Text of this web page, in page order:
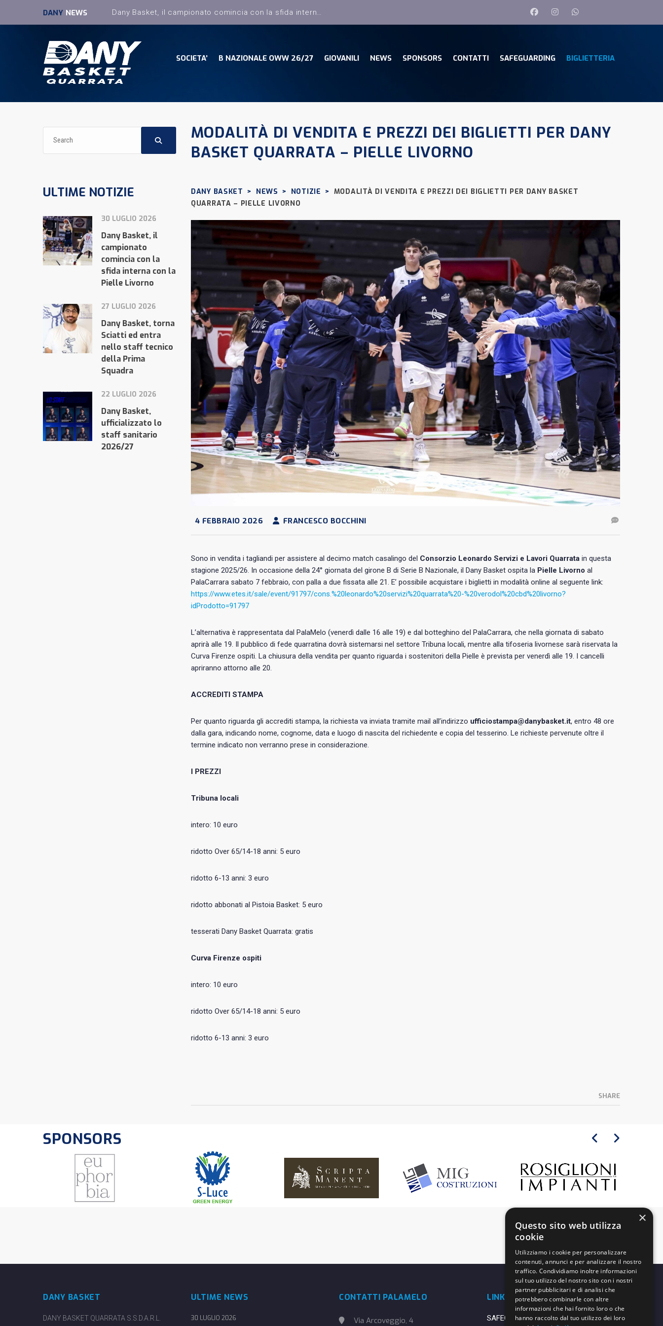
DANY NEWS
SOCIETA’ B NAZIONALE OWW 26/27 GIOVANILI NEWS SPONSORS CONTATTI SAFEGUARDING BIGLIETTERIA
MODALITÀ DI VENDITA E PREZZI DEI BIGLIETTI PER DANY
BASKET QUARRATA – PIELLE LIVORNO
DANY BASKET > NEWS > NOTIZIE > MODALITÀ DI VENDITA E PREZZI DEI BIGLIETTI PER DANY BASKET
QUARRATA – PIELLE LIVORNO
4 FEBBRAIO 2026 FRANCESCO BOCCHINI
Sono in vendita i tagliandi per assistere al decimo match casalingo del Consorzio Leonardo Servizi e Lavori Quarrata in questa
stagione 2025/26. In occasione della 24° giornata del girone B di Serie B Nazionale, il Dany Basket ospita la Pielle Livorno al
PalaCarrara sabato 7 febbraio, con palla a due fissata alle 21. E’ possibile acquistare i biglietti in modalità online al seguente link:
https://www.etes.it/sale/event/91797/cons.%20leonardo%20servizi%20quarrata%20-%20verodol%20cbd%20livorno?
idProdotto=91797
L’alternativa è rappresentata dal PalaMelo (venerdì dalle 16 alle 19) e dal botteghino del PalaCarrara, che nella giornata di sabato
aprirà alle 19. Il pubblico di fede quarratina dovrà sistemarsi nel settore Tribuna locali, mentre alla tifoseria livornese sarà riservata la
Curva Firenze ospiti. La chiusura della vendita per quanto riguarda i sostenitori della Pielle è prevista per venerdì alle 19. I cancelli
apriranno attorno alle 20.
ACCREDITI STAMPA
Per quanto riguarda gli accrediti stampa, la richiesta va inviata tramite mail all’indirizzo ufficiostampa@danybasket.it, entro 48 ore
dalla gara, indicando nome, cognome, data e luogo di nascita del richiedente e copia del tesserino. Le richieste pervenute oltre il
termine indicato non verranno prese in considerazione.
I PREZZI
Tribuna locali
intero: 10 euro
ridotto Over 65/14-18 anni: 5 euro
ridotto 6-13 anni: 3 euro
ridotto abbonati al Pistoia Basket: 5 euro
tesserati Dany Basket Quarrata: gratis
Curva Firenze ospiti
intero: 10 euro
ridotto Over 65/14-18 anni: 5 euro
ridotto 6-13 anni: 3 euro
SHARE
ULTIME NOTIZIE
30 LUGLIO 2026
Dany Basket, il
campionato
comincia con la
sfida interna con la
Pielle Livorno
27 LUGLIO 2026
Dany Basket, torna
Sciatti ed entra
nello staff tecnico
della Prima
Squadra
22 LUGLIO 2026
Dany Basket,
ufficializzato lo
staff sanitario
2026/27
SPONSORS
DANY BASKET
DANY BASKET QUARRATA S.S.D.A.R.L.
ULTIME NEWS
30 LUGLIO 2026
CONTATTI PALAMELO
Via Arcoveggio, 4
LINK UTILI
SAFEGUARDING
×
Questo sito web utilizza
cookie
Utilizziamo i cookie per personalizzare
contenuti, annunci e per analizzare il nostro
traffico. Condividiamo inoltre informazioni
sul tuo utilizzo del nostro sito con i nostri
partner pubblicitari e di analisi che
potrebbero combinarle con altre
informazioni che hai fornito loro o che
hanno raccolto dal tuo utilizzo dei loro